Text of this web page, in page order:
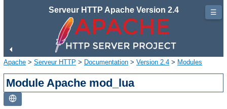
Serveur HTTP Apache Version 2.4
Apache > Serveur HTTP > Documentation > Version 2.4 > Modules
Module Apache mod_lua
☰